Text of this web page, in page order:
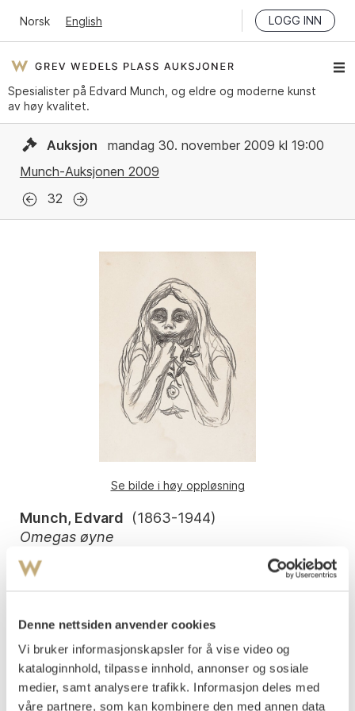
Denne nettsiden anvender cookies
Vi bruker informasjonskapsler for å vise video og
kataloginnhold, tilpasse innhold, annonser og sosiale
medier, samt analysere trafikk. Informasjon deles med
våre partnere, som kan kombinere den med annen data
Norsk English LOGG INN
Spesialister på Edvard Munch, og eldre og moderne kunst
av høy kvalitet.
Auksjon
mandag 30. november 2009 kl 19:00
Munch-Auksjonen 2009
32
Se bilde i høy oppløsning
Munch, Edvard (1863-1944)
Omegas øyne
Litografi trykket i svart på middels tykt
Alfa og Omega-serien.
1908-09
Sch. nr. 319 . Woll nr. 349.
Vurdering